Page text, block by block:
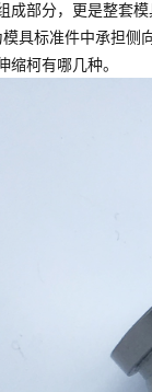
成部分，更是整套
模具标准件中承担
柯有哪几种。